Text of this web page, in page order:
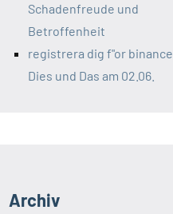
Schadenfreude und
Betroffenheit
registrera dig f"or binance
Dies und Das am 02.06.
Archiv